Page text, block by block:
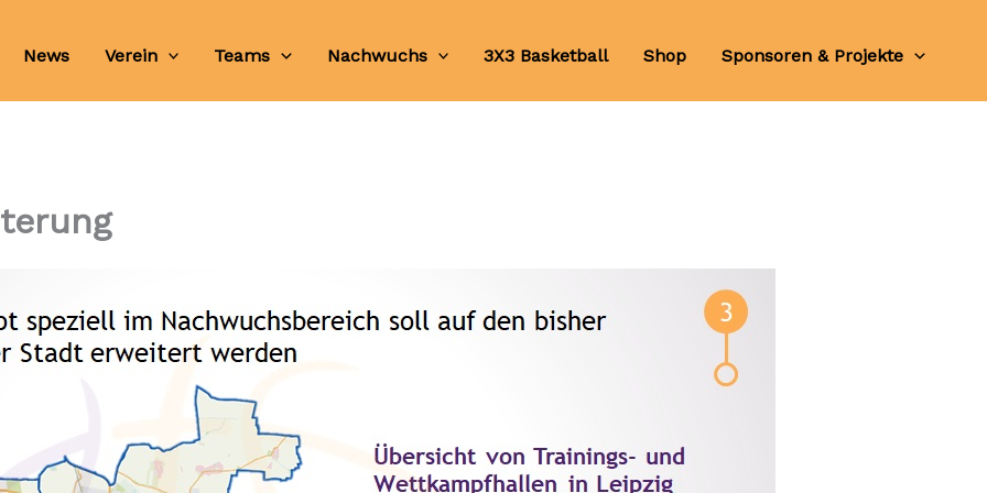
News Verein Teams Nachwuchs 3X3 Basketball Shop Sponsoren & Projekte